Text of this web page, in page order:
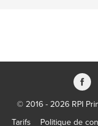
© 2016 - 2026 RPI
Tarifs
Politique de